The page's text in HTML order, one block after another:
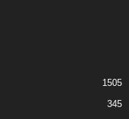
1505
345